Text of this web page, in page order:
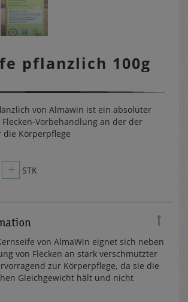
pflanzlich 100g
von Almawin ist ein absoluter
Vorbehandlung an der der
die Körperpflege
+ STK
von AlmaWin eignet sich neben
von Flecken an stark verschmutzter
zur Körperpflege, da sie die
Gleichgewicht hält und nicht